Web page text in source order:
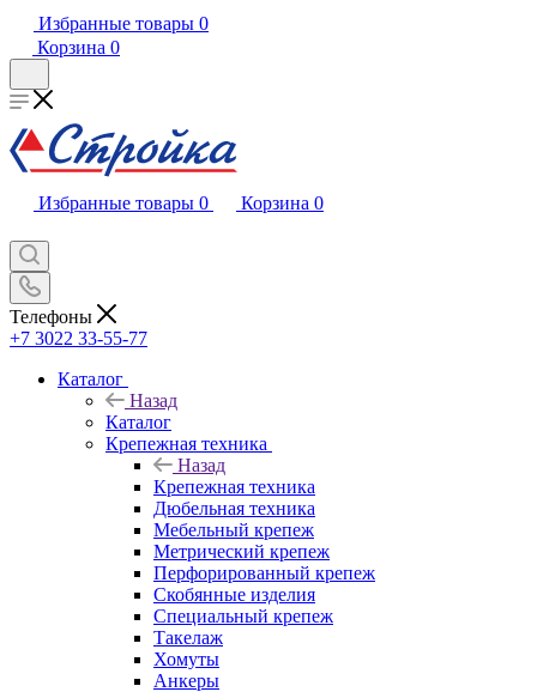
Избранные товары 0
Корзина 0
Избранные товары 0 Корзина 0
Телефоны
+7 3022 33-55-77
Каталог
Назад
Каталог
Крепежная техника
Назад
Крепежная техника
Дюбельная техника
Мебельный крепеж
Метрический крепеж
Перфорированный крепеж
Скобянные изделия
Специальный крепеж
Такелаж
Хомуты
Анкеры